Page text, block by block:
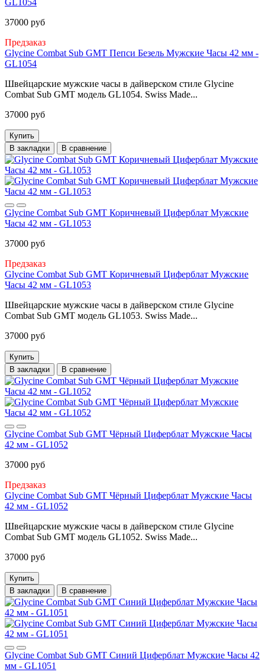
GL1054
37000 руб
Предзаказ
Glycine Combat Sub GMT Пепси Безель Мужские Часы 42 мм -
GL1054
Швейцарские мужские часы в дайверском стиле Glycine
Combat Sub GMT модель GL1054. Swiss Made...
37000 руб
Купить
В закладки
В сравнение
Glycine Combat Sub GMT Коричневый Циферблат Мужские
Часы 42 мм - GL1053
37000 руб
Предзаказ
Glycine Combat Sub GMT Коричневый Циферблат Мужские
Часы 42 мм - GL1053
Швейцарские мужские часы в дайверском стиле Glycine
Combat Sub GMT модель GL1053. Swiss Made...
37000 руб
Купить
В закладки
В сравнение
Glycine Combat Sub GMT Чёрный Циферблат Мужские Часы
42 мм - GL1052
37000 руб
Предзаказ
Glycine Combat Sub GMT Чёрный Циферблат Мужские Часы
42 мм - GL1052
Швейцарские мужские часы в дайверском стиле Glycine
Combat Sub GMT модель GL1052. Swiss Made...
37000 руб
Купить
В закладки
В сравнение
Glycine Combat Sub GMT Синий Циферблат Мужские Часы 42
мм - GL1051